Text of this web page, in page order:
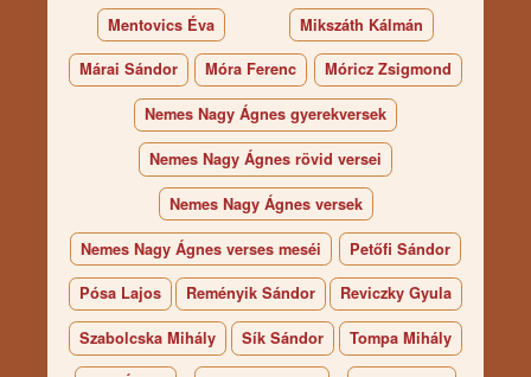
Mentovics Éva Mikszáth Kálmán
Márai Sándor Móra Ferenc Móricz Zsigmond
Nemes Nagy Ágnes gyerekversek
Nemes Nagy Ágnes rövid versei
Nemes Nagy Ágnes versek
Nemes Nagy Ágnes verses meséi Petőfi Sándor
Pósa Lajos Reményik Sándor Reviczky Gyula
Szabolcska Mihály Sík Sándor Tompa Mihály